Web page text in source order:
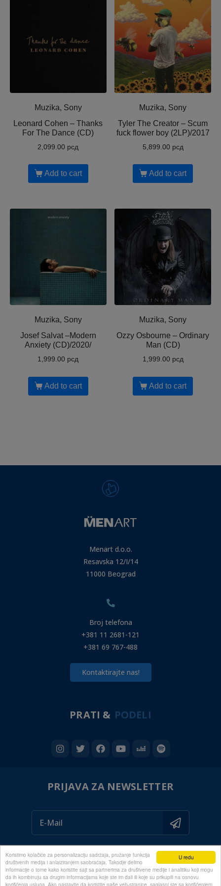
U redu
Koristimo kolačiće za personalizaciju sadržaja, pružanje funkcija
društvenih medija i anlaiziranjem saobraćaja. Takodje delimo
informacije o tome kako koristite sajt sa partnerima za društvene medije i analitiku koji mogu
da ih kombinuju sa drugim informacijama koje ste im dali ili koje su prikupili na osnovu
korišćenja usluga. Ako nastavite da koristite naše veb-stranice, saglasni ste sa korišćenjem
Muzika, Sony
Leonard Cohen ‎– Thanks
For The Dance (CD)
2,099.00 рсд
Add to cart
Muzika, Sony
Tyler The Creator ‎– Scum
fuck flower boy (2LP)/2017
5,899.00 рсд
Add to cart
Muzika, Sony
Josef Salvat ‎–Modern
Anxiety (CD)/2020/
1,999.00 рсд
Add to cart
Muzika, Sony
Ozzy Osbourne ‎– Ordinary
Man (CD)
1,999.00 рсд
Add to cart
Menart d.o.o.
Resavska 12/I/14
11000 Beograd
Broj telefona
+381 11 2681-121
+381 69 767-488
Kontaktirajte nas!
PRATI & PODELI
PRIJAVA ZA NEWSLETTER
© 2020 ALL RIGHTS RESERVED